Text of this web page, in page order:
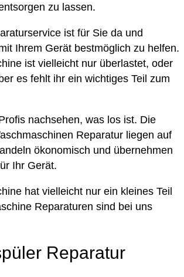
zu lassen.
ist für Sie da und
Ihrem Gerät bestmöglich zu helfen.
ist vielleicht nur überlastet, oder
es fehlt ihr ein wichtiges Teil zum
nachsehen, was los ist. Die
Reparatur liegen auf
ökonomisch und übernehmen
Ihr Gerät.
hat vielleicht nur ein kleines Teil
Reparaturen sind bei uns
Reparatur